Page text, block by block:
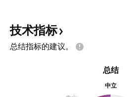
技术指标
总结指标的建议。
总结
中立